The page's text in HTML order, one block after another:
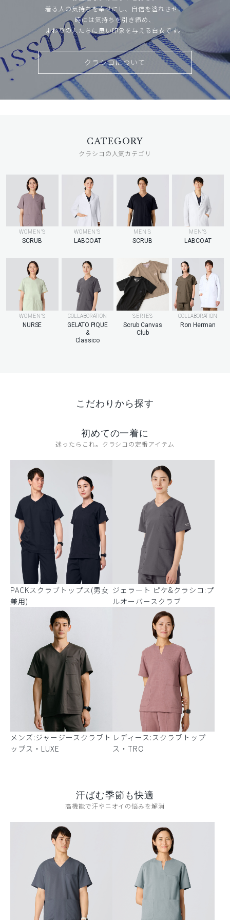
着る人の気持ちを幸せにし、自信を溢れさせ、
時には気持ちを引き締め、
まわりの人たちに良い印象を与える白衣です。
クラシコについて
CATEGORY
クラシコの人気カテゴリ
WOMEN’S
SCRUB
WOMEN’S
LABCOAT
MEN’S
SCRUB
MEN’S
LABCOAT
WOMEN’S
NURSE
COLLABORATION
GELATO PIQUE
&
Classico
SERIES
Scrub Canvas
Club
COLLABORATION
Ron Herman
こだわりから探す
初めての一着に
迷ったらこれ。クラシコの定番アイテム
PACKスクラブトップス(男女
兼用)
ジェラート ピケ&クラシコ:プ
ルオーバースクラブ
メンズ:ジャージースクラブト
ップス・LUXE
レディース:スクラブトップ
ス・TRO
汗ばむ季節も快適
高機能で汗やニオイの悩みを解消